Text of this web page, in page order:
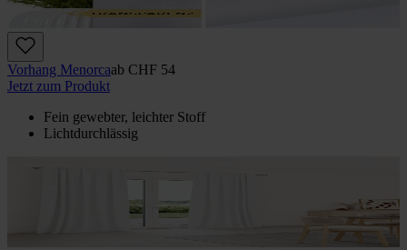
Vorhang Menorcaab CHF 54
Jetzt zum Produkt
Fein gewebter, leichter Stoff
Lichtdurchlässig